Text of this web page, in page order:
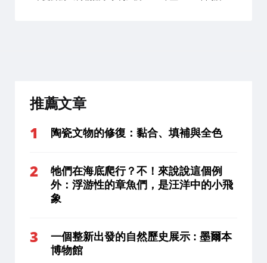
推薦文章
陶瓷文物的修復：黏合、填補與全色
牠們在海底爬行？不！來說說這個例
外：浮游性的章魚們，是汪洋中的小飛
象
一個整新出發的自然歷史展示 : 墨爾本
博物館